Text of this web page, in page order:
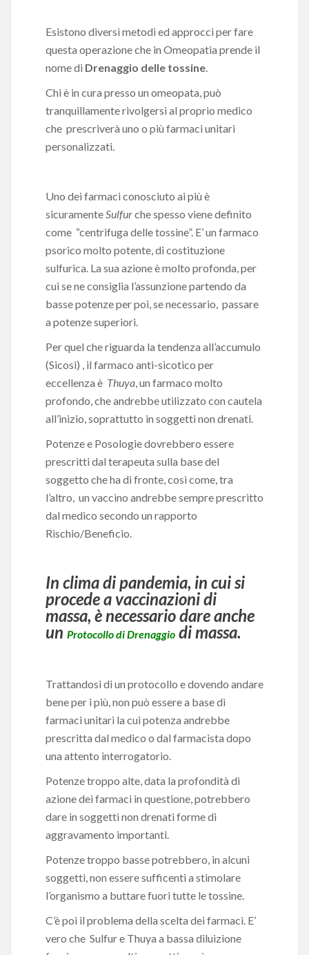
Esistono diversi metodi ed approcci per fare
questa operazione che in Omeopatia prende il
nome di Drenaggio delle tossine.
Chi è in cura presso un omeopata, può
tranquillamente rivolgersi al proprio medico
che prescriverà uno o più farmaci unitari
personalizzati.
Uno dei farmaci conosciuto ai più è
sicuramenteSulfurche spesso viene definito
come “centrifuga delle tossine”. E’ un farmaco
psorico molto potente, di costituzione
sulfurica. La sua azione è molto profonda, per
cui se ne consiglia l’assunzione partendo da
basse potenze per poi, se necessario, passare
a potenze superiori.
Per quel che riguarda la tendenza all’accumulo
(Sicosi) , il farmaco anti-sicotico per
eccellenza è Thuya, un farmaco molto
profondo, che andrebbe utilizzato con cautela
all’inizio, soprattutto in soggetti non drenati.
Potenze e Posologie dovrebbero essere
prescritti dal terapeuta sulla base del
soggetto che ha di fronte, così come, tra
l’altro, un vaccino andrebbe sempre prescritto
dal medico secondo un rapporto
Rischio/Beneficio.
In clima di pandemia, in cui si
procede a vaccinazioni di
massa, è necessario dare anche
un Protocollo di Drenaggio di massa.
Trattandosi di un protocollo e dovendo andare
bene per i più, non può essere a base di
farmaci unitari la cui potenza andrebbe
prescritta dal medico o dal farmacista dopo
una attento interrogatorio.
Potenze troppo alte, data la profondità di
azione dei farmaci in questione, potrebbero
dare in soggetti non drenati forme di
aggravamento importanti.
Potenze troppo basse potrebbero, in alcuni
soggetti, non essere sufficenti a stimolare
l’organismo a buttare fuori tutte le tossine.
C’è poi il problema della scelta dei farmaci. E’
vero che Sulfur e Thuya a bassa diluizione